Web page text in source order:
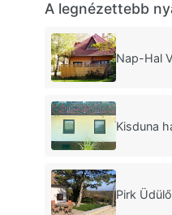
A legnézettebb
Nap-Hal
Kisduna
Pirk